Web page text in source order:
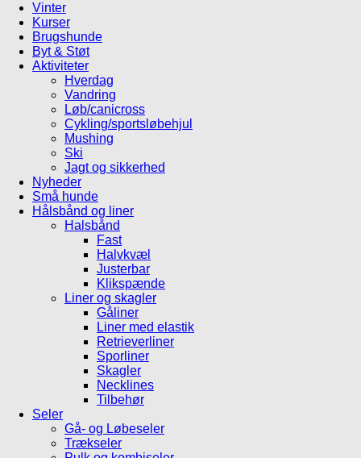
Vinter
Kurser
Brugshunde
Byt & Støt
Aktiviteter
Hverdag
Vandring
Løb/canicross
Cykling/sportsløbehjul
Mushing
Ski
Jagt og sikkerhed
Nyheder
Små hunde
Hålsbånd og liner
Halsbånd
Fast
Halvkvæl
Justerbar
Klikspænde
Liner og skagler
Gåliner
Liner med elastik
Retrieverliner
Sporliner
Skagler
Necklines
Tilbehør
Seler
Gå- og Løbeseler
Trækseler